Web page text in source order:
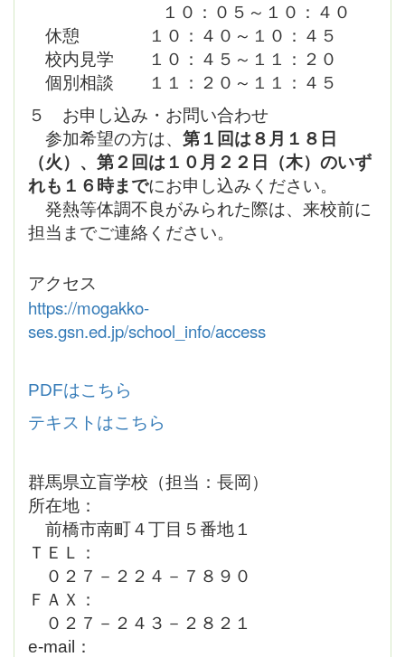
１０：０５～１０：４０
休憩 １０：４０～１０：４５
校内見学 １０：４５～１１：２０
個別相談 １１：２０～１１：４５
５ お申し込み・お問い合わせ
参加希望の方は、 第１回は８月１８日
（火）、第２回は１０月２２日（木）のいず
れも１６時までにお申し込みください。
発熱等体調不良がみられた際は、来校前に
担当までご連絡ください。
アクセス
https://mogakko-
ses.gsn.ed.jp/school_info/access
PDFはこちら
テキストはこちら
群馬県立盲学校（担当：長岡）
所在地：
前橋市南町４丁目５番地１
ＴＥＬ：
０２７－２２４－７８９０
ＦＡＸ：
０２７－２４３－２８２１
e-mail：